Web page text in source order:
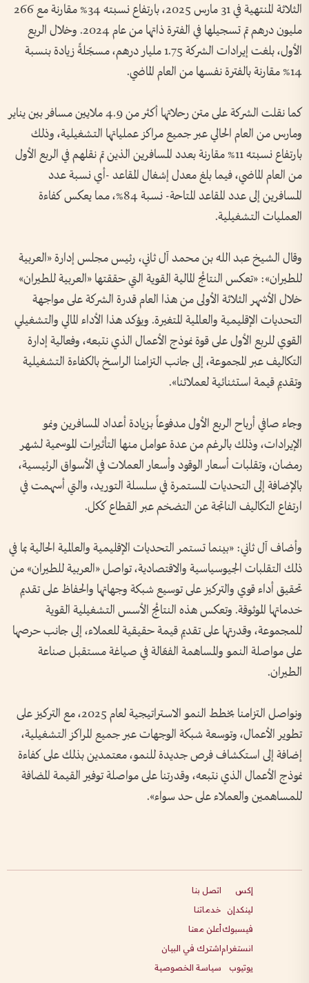
الثلاثة المنتهية في 31 مارس 2025، بارتفاع نسبته 34% مقارنة مع 266
مليون درهم تم تسجيلها في الفترة ذاتها من عام 2024. وخلال الربع
الأول، بلغت إيرادات الشركة 1.75 مليار درهم، مسجّلةً زيادة بنسبة
14% مقارنة بالفترة نفسها من العام الماضي.
كما نقلت الشركة على متن رحلاتها أكثر من 4.9 ملايين مسافر بين يناير
ومارس من العام الحالي عبر جميع مراكز عملياتها التشغيلية، وذلك
بارتفاع نسبته 11% مقارنة بعدد المسافرين الذين تم نقلهم في الربع الأول
من العام الماضي، فيما بلغ معدل إشغال المقاعد -أي نسبة عدد
المسافرين إلى عدد المقاعد المتاحة- نسبة 84%، مما يعكس كفاءة
العمليات التشغيلية.
وقال الشيخ عبد الله بن محمد آل ثاني، رئيس مجلس إدارة «العربية
للطيران»: «تعكس النتائج المالية القوية التي حققتها «العربية للطيران»
خلال الأشهر الثلاثة الأولى من هذا العام قدرة الشركة على مواجهة
التحديات الإقليمية والعالمية المتغيرة. ويؤكد هذا الأداء المالي والتشغيلي
القوي للربع الأول على قوة نموذج الأعمال الذي نتبعه، وفعالية إدارة
التكاليف عبر المجموعة، إلى جانب التزامنا الراسخ بالكفاءة التشغيلية
وتقديم قيمة استثنائية لعملائنا».
وجاء صافي أرباح الربع الأول مدفوعاً بزيادة أعداد المسافرين ونمو
الإيرادات، وذلك بالرغم من عدة عوامل منها التأثيرات الموسمية لشهر
رمضان، وتقلبات أسعار الوقود وأسعار العملات في الأسواق الرئيسية،
بالإضافة إلى التحديات المستمرة في سلسلة التوريد، والتي أسهمت في
ارتفاع التكاليف الناتجة عن التضخم عبر القطاع ككل.
وأضاف آل ثاني: «بينما تستمر التحديات الإقليمية والعالمية الحالية بما في
ذلك التقلبات الجيوسياسية والاقتصادية، تواصل «العربية للطيران» من
تحقيق أداء قوي والتركيز على توسيع شبكة وجهاتها والحفاظ على تقديم
خدماتها الموثوقة. وتعكس هذه النتائج الأسس التشغيلية القوية
للمجموعة، وقدرتها على تقديم قيمة حقيقية للعملاء، إلى جانب حرصها
على مواصلة النمو والمساهمة الفعّالة في صياغة مستقبل صناعة
الطيران.
ونواصل التزامنا بخطط النمو الاستراتيجية لعام 2025، مع التركيز على
تطوير الأعمال، وتوسعة شبكة الوجهات عبر جميع المراكز التشغيلية،
إضافة إلى استكشاف فرص جديدة للنمو، معتمدين بذلك على كفاءة
نموذج الأعمال الذي نتبعه، وقدرتنا على مواصلة توفير القيمة المضافة
للمساهمين والعملاء على حد سواء».
إكس
لينكدإن
فيسبوك
انستغرام
يوتيوب
اتصل بنا
خدماتنا
أعلن معنا
اشترك في البيان
سياسة الخصوصية